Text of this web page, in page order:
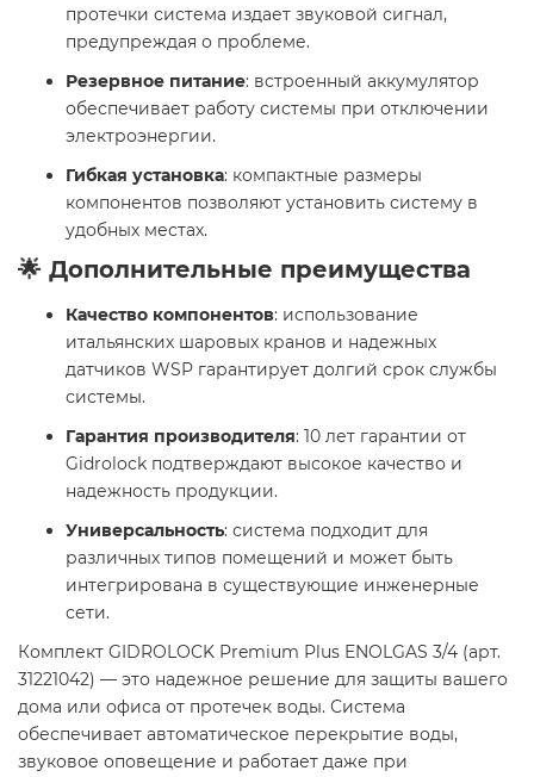
протечки система издает звуковой сигнал,
предупреждая о проблеме.
Резервное питание: встроенный аккумулятор
обеспечивает работу системы при отключении
электроэнергии.
Гибкая установка: компактные размеры
компонентов позволяют установить систему в
удобных местах.
🌟 Дополнительные преимущества
Качество компонентов: использование
итальянских шаровых кранов и надежных
датчиков WSP гарантирует долгий срок службы
системы.
Гарантия производителя: 10 лет гарантии от
Gidrolock подтверждают высокое качество и
надежность продукции.
Универсальность: система подходит для
различных типов помещений и может быть
интегрирована в существующие инженерные
сети.
Комплект GIDROLOCK Premium Plus ENOLGAS 3/4 (арт.
31221042) — это надежное решение для защиты вашего
дома или офиса от протечек воды. Система
обеспечивает автоматическое перекрытие воды,
звуковое оповещение и работает даже при